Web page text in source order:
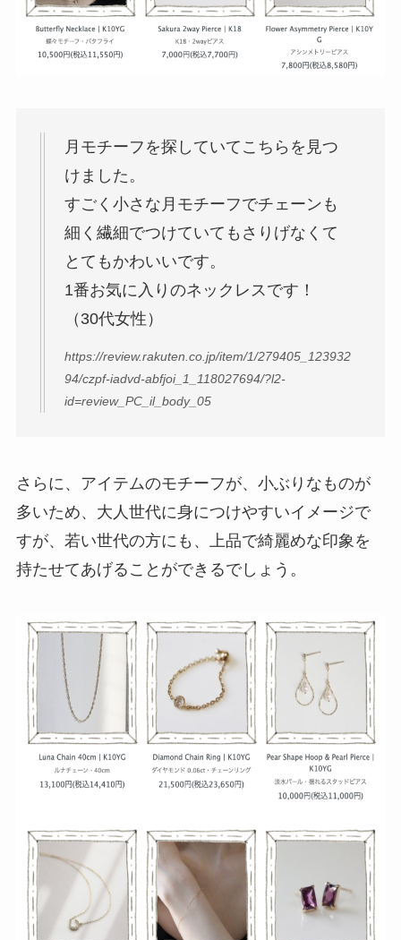
月モチーフを探していてこちらを見つ
けました。
すごく小さな月モチーフでチェーンも
細く繊細でつけていてもさりげなくて
とてもかわいいです。
1番お気に入りのネックレスです！
（30代女性）
https://review.rakuten.co.jp/item/1/279405_123932
94/czpf-iadvd-abfjoi_1_118027694/?l2-
id=review_PC_il_body_05
さらに、アイテムのモチーフが、小ぶりなものが
多いため、大人世代に身につけやすいイメージで
すが、若い世代の方にも、上品で綺麗めな印象を
持たせてあげることができるでしょう。